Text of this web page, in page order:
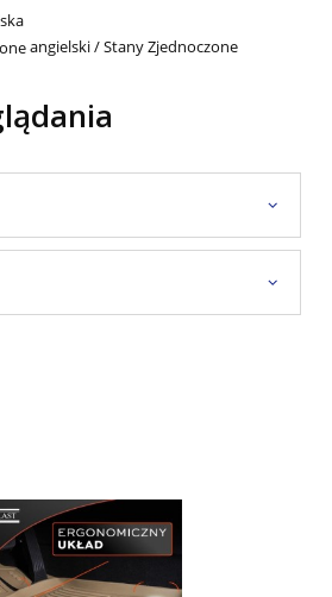
angielski / Stany Zjednoczone